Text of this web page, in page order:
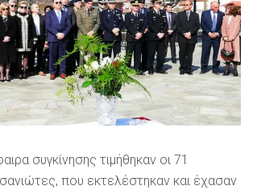
συγκίνησης τιμήθηκαν οι 71
που εκτελέστηκαν και έχασαν